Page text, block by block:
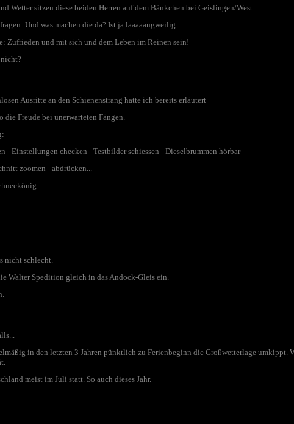
Wetter sitzen diese beiden Herren auf dem Bänkchen bei Geislingen/West.
Und was machen die da? Ist ja laaaaangweilig...
Zufrieden und mit sich und dem Leben im Reinen sein!
Ausritte an den Schienenstrang hatte ich bereits erläutert
die Freude bei unerwarteten Fängen.
- Einstellungen checken - Testbilder schiessen - Dieselbrummen hörbar -
zoomen - abdrücken...
nicht schlecht.
Walter Spedition gleich in das Andock-Gleis ein.
in den letzten 3 Jahren pünktlich zu Ferienbeginn die Großwetterlage umkippt.
meist im Juli statt. So auch dieses Jahr.